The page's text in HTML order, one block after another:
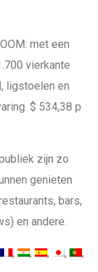
met een
vierkante
ligstoelen en
$ 534,38 p
zijn zo
genieten
bars,
en andere.